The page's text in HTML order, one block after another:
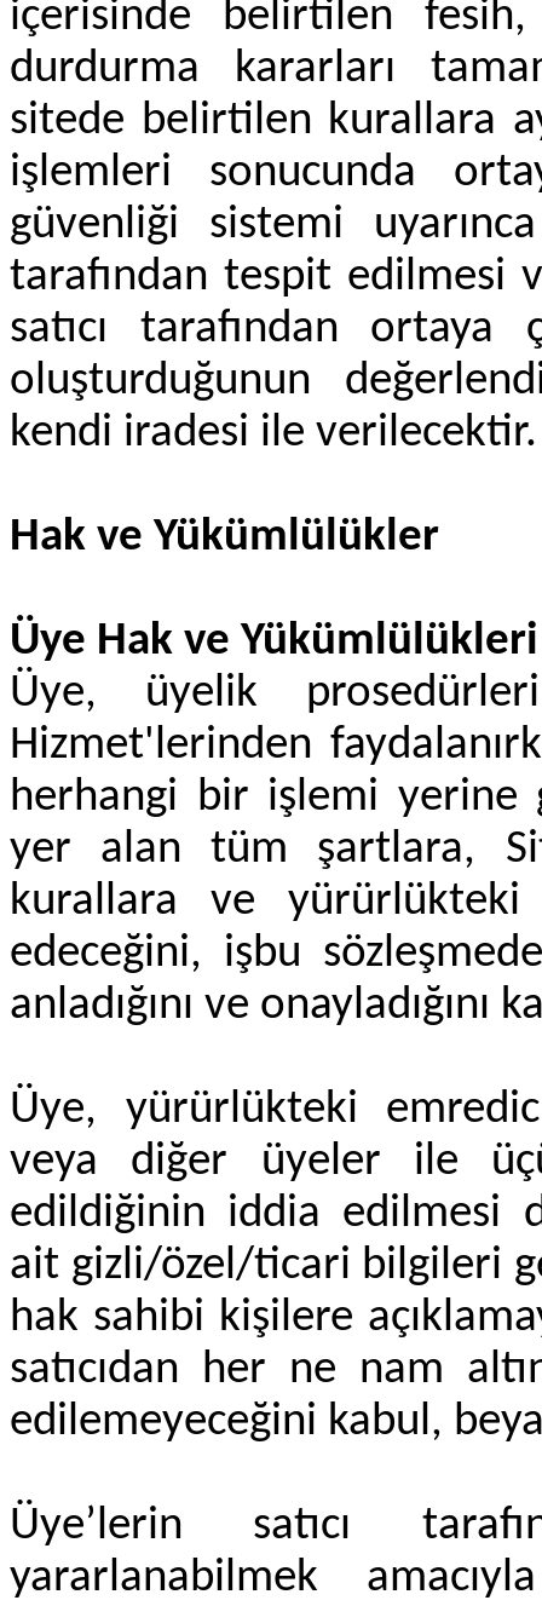
içerisinde belirtilen
durdurma kararları
sitede belirtilen kurallara
işlemleri sonucunda
güvenliği sistemi
tarafından tespit edilmesi
satıcı tarafından
oluşturduğunun
kendi iradesi ile verilecektir.
Hak ve Yükümlülükler
Üye Hak ve Yükümlülükleri
Üye, üyelik
Hizmet'lerinden
herhangi bir işlemi yerine
yer alan tüm şartlara,
kurallara ve
edeceğini, işbu
anladığını ve
Üye, yürürlükteki
veya diğer üyeler ile
edildiğinin iddia edilmesi
ait gizli/özel/ticari bilgileri
hak sahibi kişilere
satıcıdan her ne nam
edilemeyeceğini kabul,
Üye’lerin satıcı
yararlanabilmek